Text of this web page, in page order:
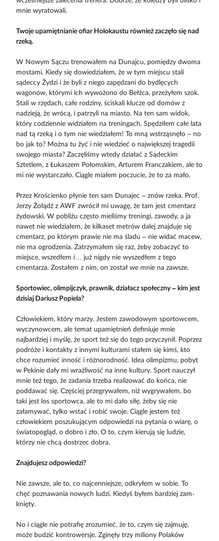
mnie wyratowali.
Twoje upamiętnianie ofiar Holokaustu również zaczęło się nad
rzeką.
W Nowym Sączu trenowałem na Dunajcu, pomiędzy dwoma
mostami. Kiedy się dowiedziałem, że w tym miejscu stali
sądeccy Żydzi i że byli z niego zapędzani do bydlęcych
wagonów, którymi ich wywożono do Bełżca, przeżyłem szok.
Stali w rzędach, całe rodziny, ściskali klucze od domów z
nadzieją, że wrócą, i patrzyli na miasto. Na ten sam widok,
który codziennie widziałem na treningach. Spędziłem całe lata
nad tą rzeką i o tym nie wiedziałem! To mną wstrząsnęło – no
bo jak to? Można tu żyć i nie wiedzieć o największej tragedii
swojego miasta? Zaczęliśmy wtedy działać z Sądeckim
Sztetlem, z Łukaszem Połomskim, Arturem Franczakiem, ale to
mi nie wystarczało. Ciągle miałem poczucie, że to za mało.
Przez Krościenko płynie ten sam Dunajec – znów rzeka. Prof.
Jerzy Żołądź z AWF zwrócił mi uwagę, że tam jest cmentarz
żydowski. W pobliżu często mieliśmy treningi, zawody, a ja
nawet nie wiedziałem, że kilkaset metrów dalej znajduje się
cmentarz, po którym prawie nie ma śladu – nie widać macew,
nie ma ogrodzenia. Zatrzymałem się raz, żeby zobaczyć to
miejsce, wszedłem i… już nigdy nie wyszedłem z tego
cmentarza. ­Zostałem z nim, on został we mnie na zawsze.
Sportowiec, olimpijczyk, prawnik, działacz społeczny – kim jest
dzisiaj Dariusz Popiela?
Człowiekiem, który marzy. Jestem zawodowym sportowcem,
wyczynowcem, ale temat upamiętnień definiuje mnie
najbardziej i myślę, że sport też się do tego przyczynił. Poprzez
podróże i kontakty z innymi kulturami stałem się kimś, kto
chce rozumieć inność i różnorodność. Idea olimpizmu, pobyt
w Pekinie dały mi wrażliwość na inne kultury. Sport nauczył
mnie też tego, że zadania trzeba realizować do końca, nie
poddawać się. Częściej przegrywałem, niż wygrywałem, bo
taki jest los sportowca, ale to mi dało siłę, żeby się nie
załamywać, tylko wstać i robić swoje. Ciągle jestem też
człowiekiem poszukującym odpowiedzi na pytania o wiarę, o
światopogląd, o dobro i zło. O to, czym kierują się ludzie,
którzy nie chcą dostrzec dobra.
Znajdujesz odpowiedzi?
Nie zawsze, ale to, co najcenniejsze, odkryłem w sobie. To
chęć poznawania nowych ludzi. Kiedyś byłem bardziej zam­
knięty.
No i ciągle nie potrafię zrozumieć, że to, czym się zajmuję,
może budzić kontrowersje. Zginęły trzy miliony Polaków